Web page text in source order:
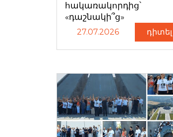
հակառակորդից՝
«դաշնակի՞ց»
27.07.2026 դիտել